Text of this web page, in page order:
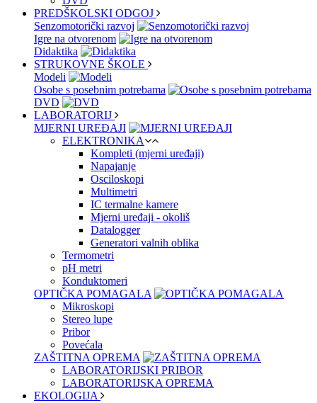
PREDŠKOLSKI ODGOJ
Senzomotorički razvoj
Igre na otvorenom
Didaktika
STRUKOVNE ŠKOLE
Modeli
Osobe s posebnim potrebama
DVD
LABORATORIJ
MJERNI UREĐAJI
ELEKTRONIKA
Kompleti (mjerni uređaji)
Napajanje
Osciloskopi
Multimetri
IC termalne kamere
Mjerni uređaji - okoliš
Datalogger
Generatori valnih oblika
Termometri
pH metri
Konduktomeri
OPTIČKA POMAGALA
Mikroskopi
Stereo lupe
Pribor
Povećala
ZAŠTITNA OPREMA
LABORATORIJSKI PRIBOR
LABORATORIJSKA OPREMA
EKOLOGIJA